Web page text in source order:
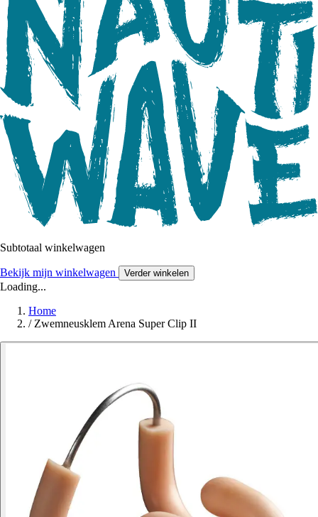
Subtotaal winkelwagen
Bekijk mijn winkelwagen Verder winkelen
Loading...
Home
/ Zwemneusklem Arena Super Clip II